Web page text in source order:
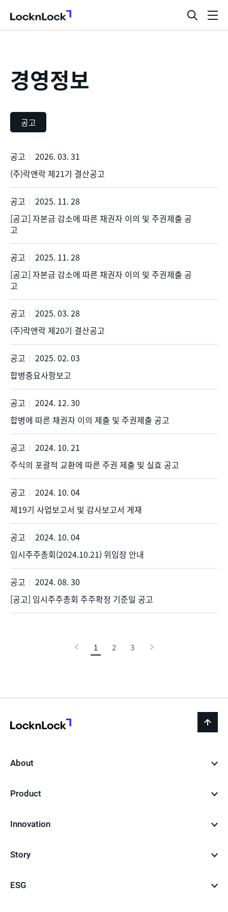
LocknLock
검
색
경영정보
공고
공
고
공고
(주)락앤락 제21기 결산공고
2026. 03. 31
공고
[공고] 자본금 감소에 따른 채권자 이의 및 주권제출 공
고
2025. 11. 28
공고
[공고] 자본금 감소에 따른 채권자 이의 및 주권제출 공
고
2025. 11. 28
공고
(주)락앤락 제20기 결산공고
2025. 03. 28
공고
합병중요사항보고
2025. 02. 03
공고
합병에 따른 채권자 이의 제출 및 주권제출 공고
2024. 12. 30
공고
주식의 포괄적 교환에 따른 주권 제출 및 실효 공고
2024. 10. 21
공고
제19기 사업보고서 및 감사보고서 게재
2024. 10. 04
공고
임시주주총회(2024.10.21) 위임장 안내
2024. 10. 04
공고
[공고] 임시주주총회 주주확정 기준일 공고
2024. 08. 30
1
이
2 3
back
About
Product
Innovation
Story
ESG